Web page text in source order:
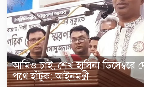
আমিও চাই, শেখ হাসিনা ডিসেম্বরে
পথে হাঁটুক: আইনমন্ত্রী